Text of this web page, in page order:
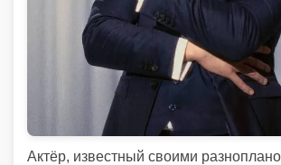
Актёр, известный своими